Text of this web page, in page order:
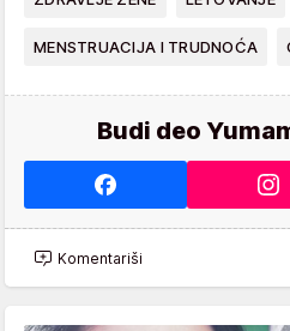
MENSTRUACIJA I TRUDNOĆA
Budi deo
Komentariši